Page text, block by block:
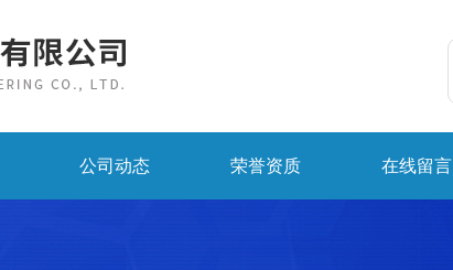
公司动态 荣誉资质 在线留言